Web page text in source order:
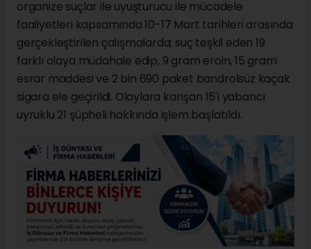
organize suçlar ile uyuşturucu ile mücadele
faaliyetleri kapsamında 10-17 Mart tarihleri arasında
gerçekleştirilen çalışmalarda; suç teşkil eden 19
farklı olaya müdahale edip, 9 gram eroin, 15 gram
esrar maddesi ve 2 bin 690 paket bandrolsüz kaçak
sigara ele geçirildi. Olaylara karışan 15'i yabancı
uyruklu 21 şüpheli hakkında işlem başlatıldı.